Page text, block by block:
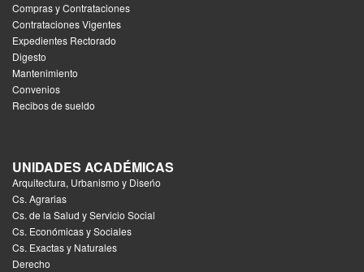
Compras y Contrataciones
Contrataciones Vigentes
Expedientes Rectorado
Digesto
Mantenimiento
Convenios
Recibos de sueldo
UNIDADES ACADÉMICAS
Arquitectura, Urbanismo y Diseńo
Cs. Agrarias
Cs. de la Salud y Servicio Social
Cs. Económicas y Sociales
Cs. Exactas y Naturales
Derecho